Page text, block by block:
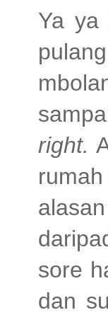
Ya ya
right.
sore
dan